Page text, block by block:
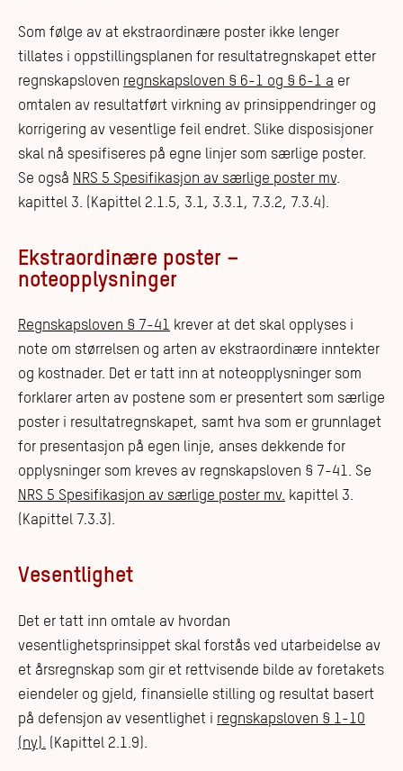
Som følge av at ekstraordinære poster ikke lenger
tillates i oppstillingsplanen for resultatregnskapet etter
regnskapsloven regnskapsloven § 6-1 og § 6-1 a er
omtalen av resultatført virkning av prinsippendringer og
korrigering av vesentlige feil endret. Slike disposisjoner
skal nå spesifiseres på egne linjer som særlige poster.
Se også NRS 5 Spesifikasjon av særlige poster mv.
kapittel 3. (Kapittel 2.1.5, 3.1, 3.3.1, 7.3.2, 7.3.4).
Ekstraordinære poster –
noteopplysninger
Regnskapsloven § 7-41 krever at det skal opplyses i
note om størrelsen og arten av ekstraordinære inntekter
og kostnader. Det er tatt inn at noteopplysninger som
forklarer arten av postene som er presentert som særlige
poster i resultatregnskapet, samt hva som er grunnlaget
for presentasjon på egen linje, anses dekkende for
opplysninger som kreves av regnskapsloven § 7-41. Se
NRS 5 Spesifikasjon av særlige poster mv. kapittel 3.
(Kapittel 7.3.3).
Vesentlighet
Det er tatt inn omtale av hvordan
vesentlighetsprinsippet skal forstås ved utarbeidelse av
et årsregnskap som gir et rettvisende bilde av foretakets
eiendeler og gjeld, finansielle stilling og resultat basert
på defensjon av vesentlighet i regnskapsloven § 1-10
(ny). (Kapittel 2.1.9).